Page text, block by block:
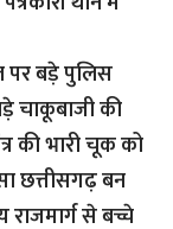
पर बड़े पुलिस
चाकूबाजी की
की भारी चूक को
छत्तीसगढ़ बन
राजमार्ग से बच्चे